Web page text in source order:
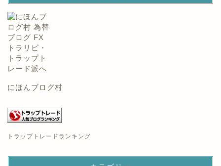
にほんブログ村
トラップトレードランキング